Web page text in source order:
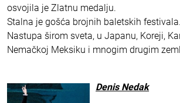
osvojila je Zlatnu medalju.
Stalna je gošća brojnih baletskih festivala.
Nastupa širom sveta, u Japanu, Koreji,
Nemačkoj Meksiku i mnogim drugim
Denis Nedak